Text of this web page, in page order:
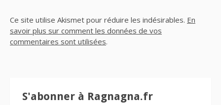
Ce site utilise Akismet pour réduire les indésirables. En
savoir plus sur comment les données de vos
commentaires sont utilisées.
S'abonner à Ragnagna.fr